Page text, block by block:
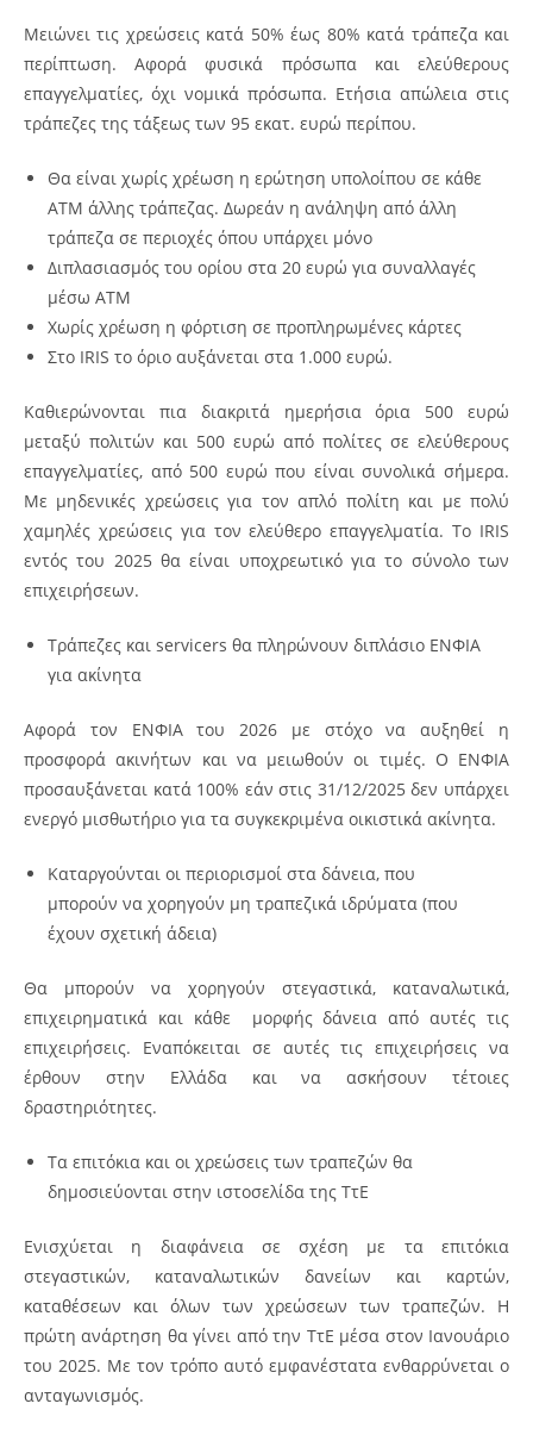
Μειώνει τις χρεώσεις κατά 50% έως 80% κατά τράπεζα και
περίπτωση. Αφορά φυσικά πρόσωπα και ελεύθερους
επαγγελματίες, όχι νομικά πρόσωπα. Ετήσια απώλεια στις
τράπεζες της τάξεως των 95 εκατ. ευρώ περίπου.
Θα είναι χωρίς χρέωση η ερώτηση υπολοίπου σε κάθε
ATM άλλης τράπεζας. Δωρεάν η ανάληψη από άλλη
τράπεζα σε περιοχές όπου υπάρχει μόνο
Διπλασιασμός του ορίου στα 20 ευρώ για συναλλαγές
μέσω ATM
Xωρίς χρέωση η φόρτιση σε προπληρωμένες κάρτες
Στο IRIS το όριο αυξάνεται στα 1.000 ευρώ.
Καθιερώνονται πια διακριτά ημερήσια όρια 500 ευρώ
μεταξύ πολιτών και 500 ευρώ από πολίτες σε ελεύθερους
επαγγελματίες, από 500 ευρώ που είναι συνολικά σήμερα.
Με μηδενικές χρεώσεις για τον απλό πολίτη και με πολύ
χαμηλές χρεώσεις για τον ελεύθερο επαγγελματία. Το IRIS
εντός του 2025 θα είναι υποχρεωτικό για το σύνολο των
επιχειρήσεων.
Τράπεζες και servicers θα πληρώνουν διπλάσιο ΕΝΦΙΑ
για ακίνητα
Αφορά τον ΕΝΦΙΑ του 2026 με στόχο να αυξηθεί η
προσφορά ακινήτων και να μειωθούν οι τιμές. Ο ΕΝΦΙΑ
προσαυξάνεται κατά 100% εάν στις 31/12/2025 δεν υπάρχει
ενεργό μισθωτήριο για τα συγκεκριμένα οικιστικά ακίνητα.
Καταργούνται οι περιορισμοί στα δάνεια, που
μπορούν να χορηγούν μη τραπεζικά ιδρύματα (που
έχουν σχετική άδεια)
Θα μπορούν να χορηγούν στεγαστικά, καταναλωτικά,
επιχειρηματικά και κάθε μορφής δάνεια από αυτές τις
επιχειρήσεις. Εναπόκειται σε αυτές τις επιχειρήσεις να
έρθουν στην Ελλάδα και να ασκήσουν τέτοιες
δραστηριότητες.
Τα επιτόκια και οι χρεώσεις των τραπεζών θα
δημοσιεύονται στην ιστοσελίδα της ΤτΕ
Ενισχύεται η διαφάνεια σε σχέση με τα επιτόκια
στεγαστικών, καταναλωτικών δανείων και καρτών,
καταθέσεων και όλων των χρεώσεων των τραπεζών. Η
πρώτη ανάρτηση θα γίνει από την ΤτΕ μέσα στον Ιανουάριο
του 2025. Με τον τρόπο αυτό εμφανέστατα ενθαρρύνεται ο
ανταγωνισμός.